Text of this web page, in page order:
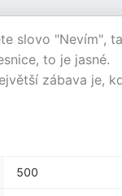
slovo "Nevím",
to je jasné.
zábava je,
500